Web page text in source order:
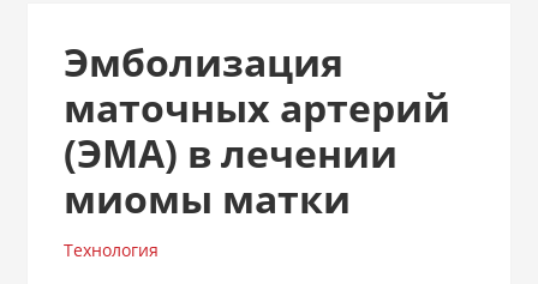
Эмболизация
маточных артерий
(ЭМА) в лечении
миомы матки
Технология